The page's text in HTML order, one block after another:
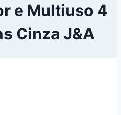
e Multiuso 4
Cinza J&A